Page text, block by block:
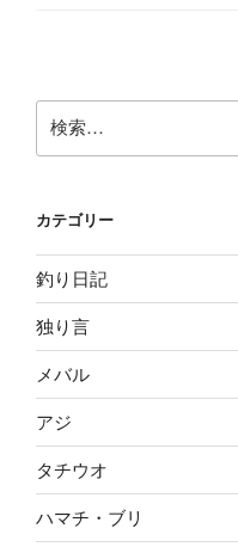
検
索:
カテゴリー
釣り日記
独り言
メバル
アジ
タチウオ
ハマチ・ブリ